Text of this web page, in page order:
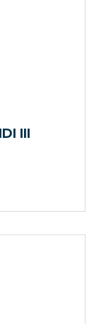
III